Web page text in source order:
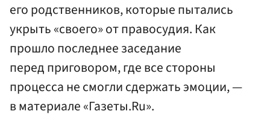
его родственников, которые пытались
укрыть «своего» от правосудия. Как
прошло последнее заседание
перед приговором, где все стороны
процесса не смогли сдержать эмоции, —
в материале «Газеты.Ru».